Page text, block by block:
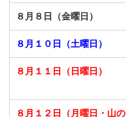
８月８日（金曜日）
８月１０日（土曜日）
８月１１日（日曜日）
８月１２日（月曜日・山の